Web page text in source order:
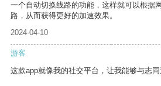
一个自动切换线路的功能，这样就可以根据
路，从而获得更好的加速效果。
2024-04-10
游客
这款app就像我的社交平台，让我能够与志同